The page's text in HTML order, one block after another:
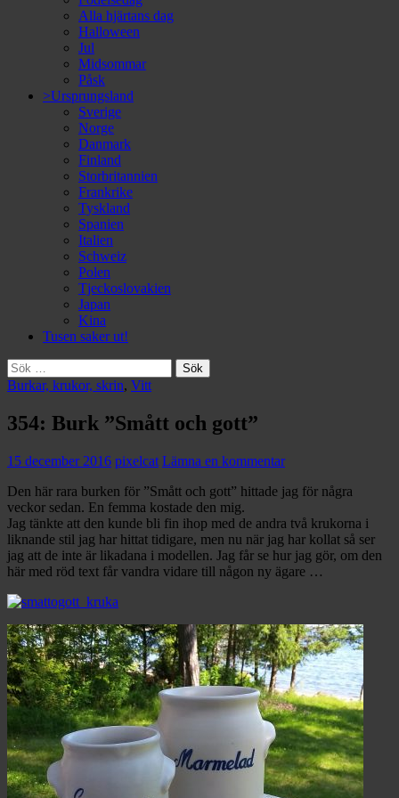
Alla hjärtans dag
Halloween
Jul
Midsommar
Påsk
>Ursprungsland
Sverige
Norge
Danmark
Finland
Storbritannien
Frankrike
Tyskland
Spanien
Italien
Schweiz
Polen
Tjeckoslovakien
Japan
Kina
Tusen saker ut!
Sök
efter:
Burkar, krukor, skrin, Vitt
354: Burk ”Smått och gott”
15 december 2016 pixelcat Lämna en kommentar
Den här rara burken för ”Smått och gott” hittade jag för några
veckor sedan. En femma kostade den mig.
Jag tänkte att den kunde bli fin ihop med de andra två krukorna i
liknande stil jag har hittat tidigare, men nu när jag har kollat så ser
jag att de inte är likadana i modellen. Jag får se hur jag gör, om den
här med röd text får vandra vidare till någon ny ägare …